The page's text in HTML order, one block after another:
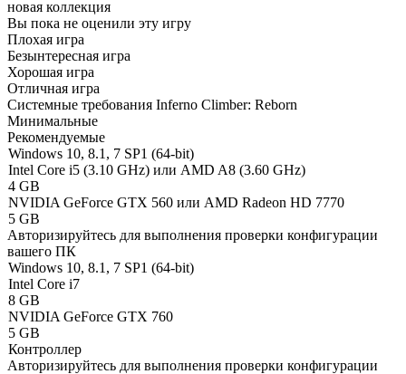
новая коллекция
Вы пока не оценили эту игру
Плохая игра
Безынтересная игра
Хорошая игра
Отличная игра
Системные требования Inferno Climber: Reborn
Минимальные
Рекомендуемые
Windows 10, 8.1, 7 SP1 (64-bit)
Intel Core i5 (3.10 GHz) или AMD A8 (3.60 GHz)
4 GB
NVIDIA GeForce GTX 560 или AMD Radeon HD 7770
5 GB
Авторизируйтесь для выполнения проверки конфигурации
вашего ПК
Windows 10, 8.1, 7 SP1 (64-bit)
Intel Core i7
8 GB
NVIDIA GeForce GTX 760
5 GB
Контроллер
Авторизируйтесь для выполнения проверки конфигурации